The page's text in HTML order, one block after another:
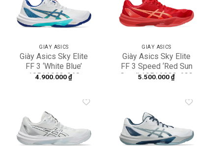
Độ bền cao, phù hợp với cường độ tập luyện thường
xuyên
wishlist
GIÀY ASICS
Giày Asics Sky Elite
FF 3 ‘White Blue’
1051A093-960
4.900.000₫
wishlist
GIÀY ASICS
Giày Asics Sky Elite
FF 3 Speed ‘Red Sun
Coral’ 1051A080-600
5.500.000₫
wishlist
wishlist